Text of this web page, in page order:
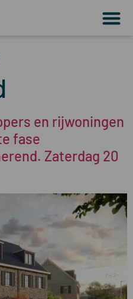
en rijwoningen
fase
Zaterdag 20